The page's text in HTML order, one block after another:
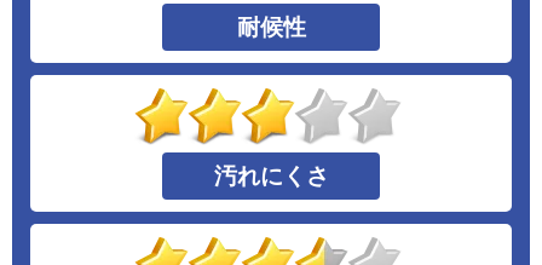
耐候性
汚れにくさ